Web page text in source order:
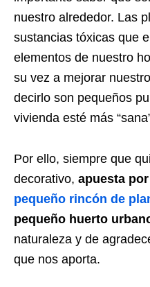
nuestro alrededor. Las
sustancias tóxicas que
elementos de nuestro
su vez a mejorar
decirlo son pequeños
vivienda esté más
Por ello, siempre que
decorativo, apuesta por
pequeño rincón de
pequeño huerto
naturaleza y de
que nos aporta.